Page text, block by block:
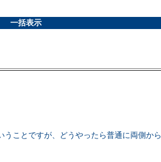
一括表示
ことですが、どうやったら普通に両側か